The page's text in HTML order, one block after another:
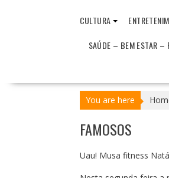
CULTURA
SAÚDE – BEM ESTAR –
You are here
FAMOSOS
Uau! Musa fitness